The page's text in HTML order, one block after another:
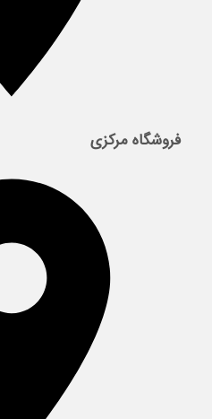
فروشگاه مرکزی